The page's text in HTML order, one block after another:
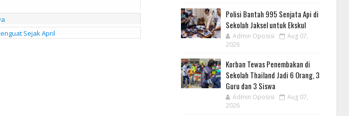
Sejak April
Polisi Bantah 995 Senjata Api di
Sekolah Jaksel untuk Ekskul
Admin Oposisi
Aug 07,
2026
Korban Tewas Penembakan di
Sekolah Thailand Jadi 6 Orang, 3
Guru dan 3 Siswa
Admin Oposisi
Aug 07,
2026